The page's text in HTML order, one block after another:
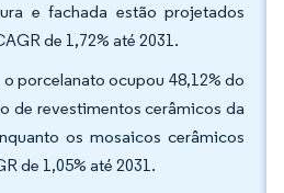
e fachada estão projetados
de 1,72% até 2031.
porcelanato ocupou 48,12% do
de revestimentos cerâmicos da
os mosaicos cerâmicos
de 1,05% até 2031.